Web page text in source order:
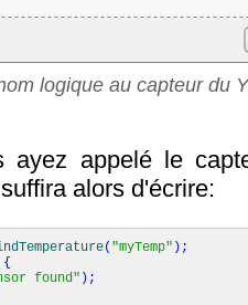
logique au capteur du
ayez appelé le
alors d'écrire:
( "myTemp" ) ;
{
found" ) ;